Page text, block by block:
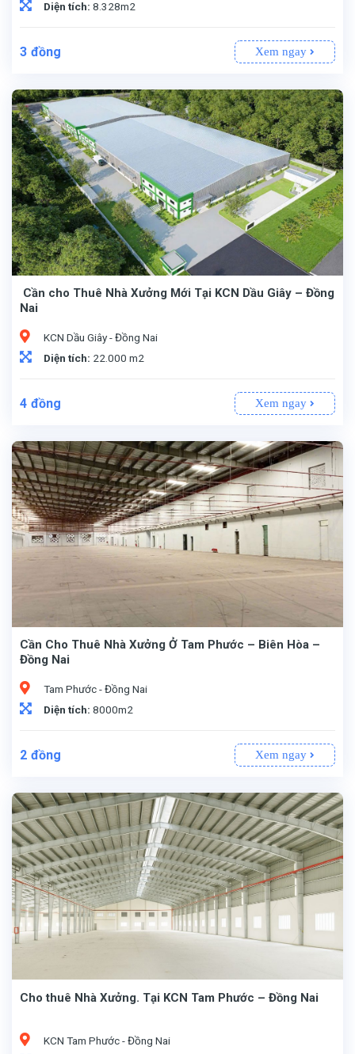
Diện tích: 8.328m2
3 đồng Xem ngay
Cần cho Thuê Nhà Xưởng Mới Tại KCN Dầu Giây – Đồng
Nai
KCN Dầu Giây - Đồng Nai
Diện tích: 22.000 m2
4 đồng Xem ngay
Cần Cho Thuê Nhà Xưởng Ở Tam Phước – Biên Hòa –
Đồng Nai
Tam Phước - Đồng Nai
Diện tích: 8000m2
2 đồng Xem ngay
Cho thuê Nhà Xưởng. Tại KCN Tam Phước – Đồng Nai
KCN Tam Phước - Đồng Nai